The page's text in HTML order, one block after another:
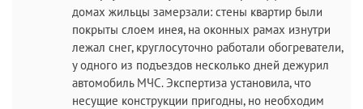
домах жильцы замерзали: стены квартир были
покрыты слоем инея, на оконных рамах изнутри
лежал снег, круглосуточно работали обогреватели,
у одного из подъездов несколько дней дежурил
автомобиль МЧС. Экспертиза установила, что
несущие конструкции пригодны, но необходим